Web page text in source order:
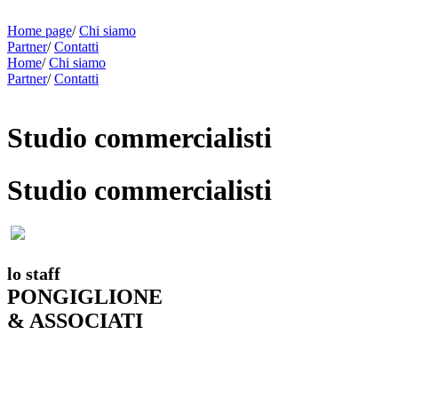
Home page/Chi siamo
Partner/Contatti
Home/Chi siamo
Partner/Contatti
Studio commercialisti
Studio commercialisti
lo staff
PONGIGLIONE
& ASSOCIATI